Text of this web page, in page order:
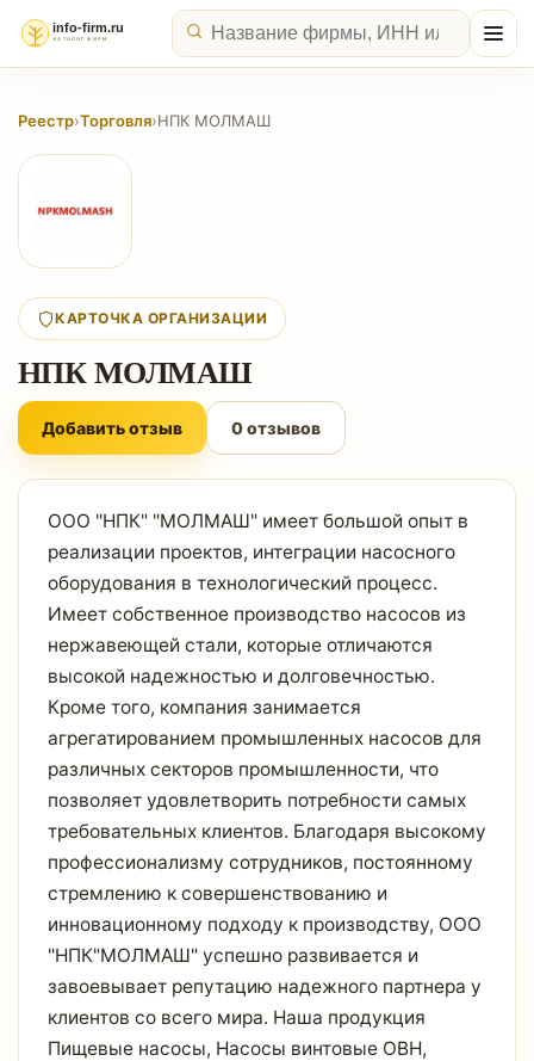
Реестр›Торговля›НПК МОЛМАШ
КАРТОЧКА ОРГАНИЗАЦИИ
НПК МОЛМАШ
Добавить отзыв 0 отзывов
ООО "НПК" "МОЛМАШ" имеет большой опыт в
реализации проектов, интеграции насосного
оборудования в технологический процесс.
Имеет собственное производство насосов из
нержавеющей стали, которые отличаются
высокой надежностью и долговечностью.
Кроме того, компания занимается
агрегатированием промышленных насосов для
различных секторов промышленности, что
позволяет удовлетворить потребности самых
требовательных клиентов. Благодаря высокому
профессионализму сотрудников, постоянному
стремлению к совершенствованию и
инновационному подходу к производству, ООО
"НПК"МОЛМАШ" успешно развивается и
завоевывает репутацию надежного партнера у
клиентов со всего мира. Наша продукция
Пищевые насосы, Насосы винтовые ОВН,